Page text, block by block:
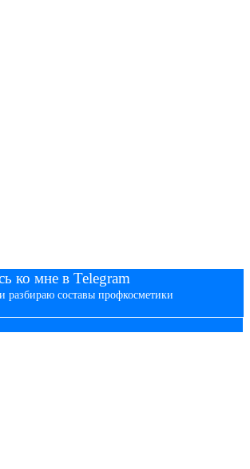
ко мне в Telegram
разбираю составы профкосметики